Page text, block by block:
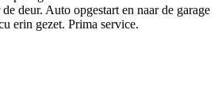
deur. Auto opgestart en naar de garage
erin gezet. Prima service.